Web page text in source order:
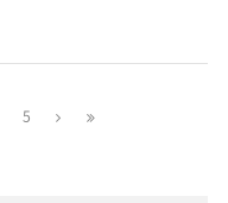
5
다
맨